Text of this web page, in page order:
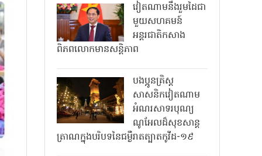
វៀតណាមនឹងរួមដៃជា
មួយសហគមន៍
អន្តរជាតិកសាង
ពិភពលោកមានសន្តិភាព
បងប្អូនគ្រិស្ត
សាសនិកវៀតណាម
អំណរសាទរបុណ្យ
ណូអែលដ៏សុខសាន្ត
ត្រាណក្នុងបរិបទនៃជម្ងឺរាតត្បាតកូវីដ-១៩